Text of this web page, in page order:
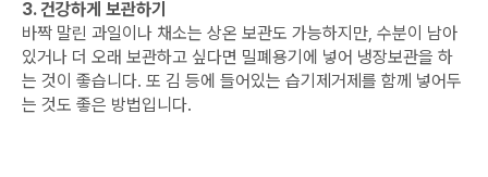
3. 건강하게 보관하기
바짝 말린 과일이나 채소는 상온 보관도 가능하지만, 수분이 남아
있거나 더 오래 보관하고 싶다면 밀폐용기에 넣어 냉장보관을 하
는 것이 좋습니다. 또 김 등에 들어있는 습기제거제를 함께 넣어두
는 것도 좋은 방법입니다.